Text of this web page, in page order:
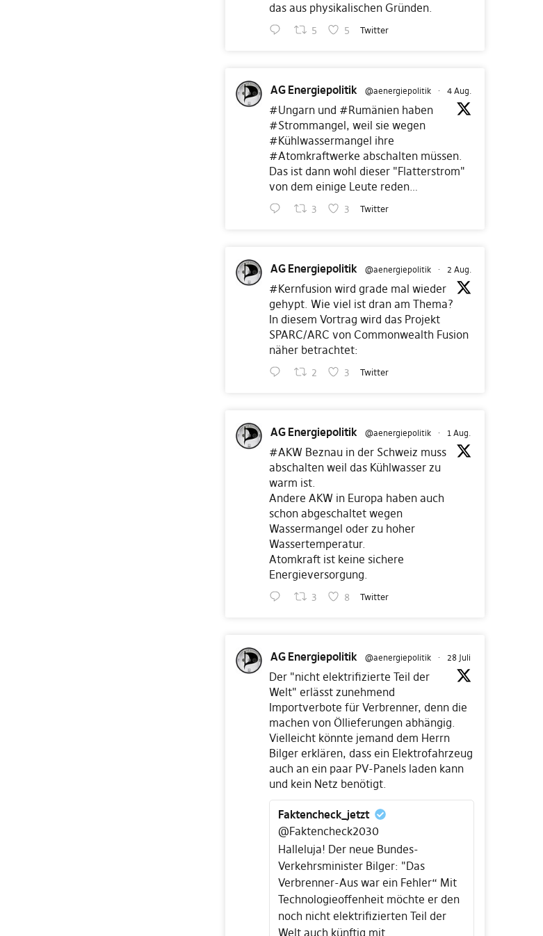
das aus physikalischen Gründen.
5 5 Twitter
AG Energiepolitik @aenergiepolitik · 4 Aug.
#Ungarnund #Rumänienhaben
#Strommangel, weil sie wegen
#Kühlwassermangel ihre
#Atomkraftwerke abschalten müssen.
Das ist dann wohl dieser "Flatterstrom"
von dem einige Leute reden…
3 3 Twitter
AG Energiepolitik @aenergiepolitik · 2 Aug.
#Kernfusionwird grade mal wieder
gehypt. Wie viel ist dran am Thema?
In diesem Vortrag wird das Projekt
SPARC/ARC von Commonwealth Fusion
näher betrachtet:
2 3 Twitter
AG Energiepolitik @aenergiepolitik · 1 Aug.
#AKW Beznau in der Schweiz muss
abschalten weil das Kühlwasser zu
warm ist.
Andere AKW in Europa haben auch
schon abgeschaltet wegen
Wassermangel oder zu hoher
Wassertemperatur.
Atomkraft ist keine sichere
Energieversorgung.
3 8 Twitter
AG Energiepolitik @aenergiepolitik · 28 Juli
Der "nicht elektrifizierte Teil der
Welt" erlässt zunehmend
Importverbote für Verbrenner, denn die
machen von Öllieferungen abhängig.
Vielleicht könnte jemand dem Herrn
Bilger erklären, dass ein Elektrofahrzeug
auch an ein paar PV-Panels laden kann
und kein Netz benötigt.
Faktencheck_jetzt
@Faktencheck2030
Halleluja! Der neue Bundes-
Verkehrsminister Bilger: "Das
Verbrenner-Aus war ein Fehler“ Mit
Technologieoffenheit möchte er den
noch nicht elektrifizierten Teil der
Welt auch künftig mit